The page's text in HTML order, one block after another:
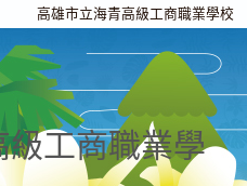
高雄市立海青高級工商職業學校
工商職業學